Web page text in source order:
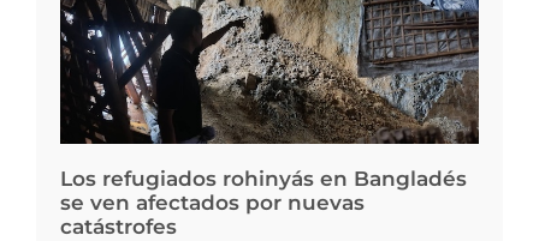
Los refugiados rohinyás en Bangladés
se ven afectados por nuevas
catástrofes